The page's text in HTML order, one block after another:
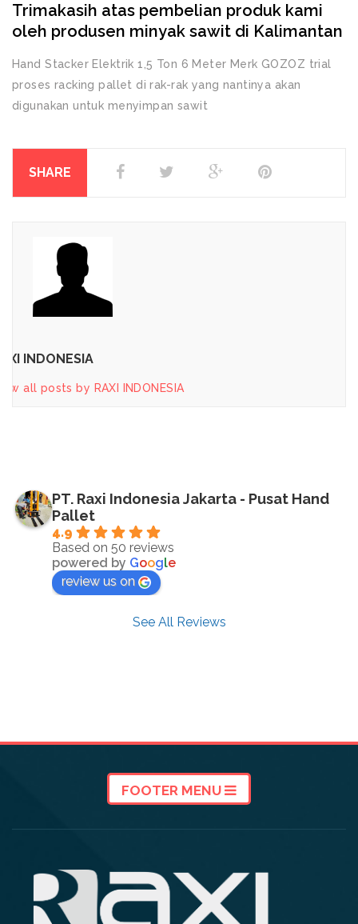
Trimakasih atas pembelian produk kami
oleh produsen minyak sawit di Kalimantan
Hand Stacker Elektrik 1,5 Ton 6 Meter Merk GOZOZ trial
proses racking pallet di rak-rak yang nantinya akan
digunakan untuk menyimpan sawit
SHARE
INDONESIA
all posts by RAXI INDONESIA
PT. Raxi Indonesia Jakarta - Pusat Hand
Pallet
4.9
Based on 50 reviews
powered by Google
review us on
See All Reviews
FOOTER MENU